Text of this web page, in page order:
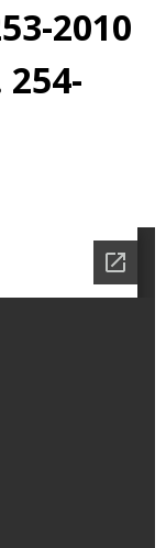
2010
254-